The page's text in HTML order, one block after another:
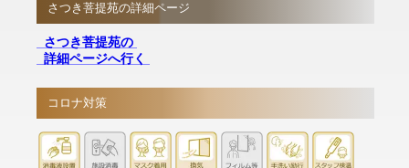
さつき菩提苑の詳細ページ
さつき菩提苑の
詳細ページへ行く
コロナ対策